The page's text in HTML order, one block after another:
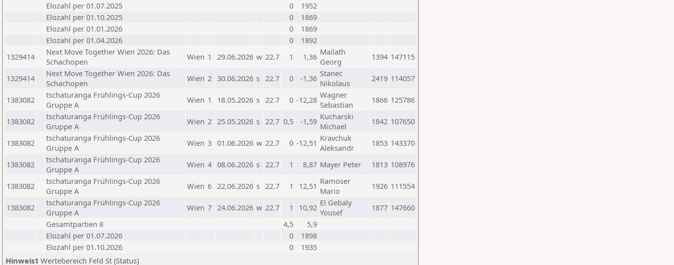
Elozahl per 01.07.2025
0
1952
Elozahl per 01.10.2025
0
1869
Elozahl per 01.01.2026
0
1869
Elozahl per 01.04.2026
0
1892
1329414
Next Move Together Wien 2026: Das
Schachopen
Wien 1 29.06.2026 w 22.7 1 1,36 Mailath
Georg
1394 147115
1329414
Next Move Together Wien 2026: Das
Schachopen
Wien 2 30.06.2026 s 22.7 0 -1,36 Stanec
Nikolaus
2419 114057
1383082
tschaturanga Frühlings-Cup 2026
Gruppe A
Wien 1 18.05.2026 s 22.7 0 -12,28 Wagner
Sebastian
1866 125786
1383082
tschaturanga Frühlings-Cup 2026
Gruppe A
Wien 2 25.05.2026 s 22.7 0,5 -1,59 Kucharski
Michael
1842 107650
1383082
tschaturanga Frühlings-Cup 2026
Gruppe A
Wien 3 01.06.2026 w 22.7 0 -12,51 Kravchuk
Aleksandr
1853 143370
1383082
tschaturanga Frühlings-Cup 2026
Gruppe A
Wien 4 08.06.2026 s 22.7 1 8,87 Mayer Peter 1813 108976
1383082
tschaturanga Frühlings-Cup 2026
Gruppe A
Wien 6 22.06.2026 s 22.7 1 12,51 Ramoser
Mario
1926 111554
1383082
tschaturanga Frühlings-Cup 2026
Gruppe A
Wien 7 24.06.2026 w 22.7 1 10,92 El Gebaly
Yousef
1877 147660
Gesamtpartien 8
4,5
5,9
Elozahl per 01.07.2026
0
1898
Elozahl per 01.10.2026
0
1935
Hinweis1 Wertebereich Feld St (Status)